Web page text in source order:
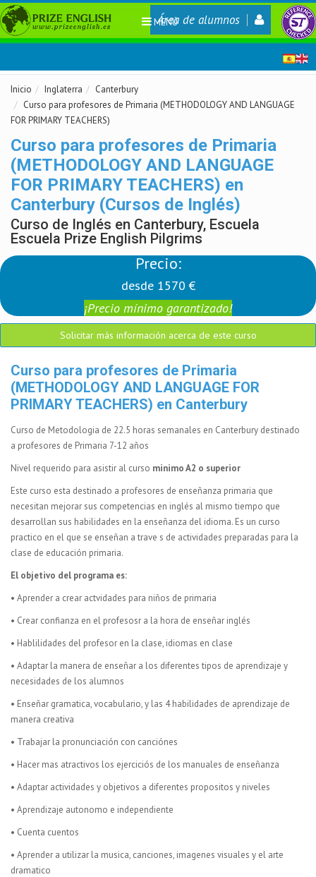
Área de alumnos
MENÚ
Inicio Inglaterra
Canterbury
Curso para profesores de Primaria (METHODOLOGY AND LANGUAGE
FOR PRIMARY TEACHERS)
Curso para profesores de Primaria
(METHODOLOGY AND LANGUAGE
FOR PRIMARY TEACHERS) en
Canterbury (Cursos de Inglés)
Curso de Inglés en Canterbury, Escuela
Escuela Prize English Pilgrims
Precio:
desde 1570 €
¡Precio mínimo garantizado!
Solicitar más información acerca de este curso
Curso para profesores de Primaria
(METHODOLOGY AND LANGUAGE FOR
PRIMARY TEACHERS) en Canterbury
Curso de Metodologia de 22.5 horas semanales en Canterbury destinado
a profesores de Primaria 7-12 años
Nivel requerido para asistir al curso minimo A2 o superior
Este curso esta destinado a profesores de enseñanza primaria que
necesitan mejorar sus competencias en inglés al mismo tiempo que
desarrollan sus habilidades en la enseñanza del idioma. Es un curso
practico en el que se enseñan a trave s de actividades preparadas para la
clase de educación primaria.
El objetivo del programa es:
• Aprender a crear actvidades para niños de primaria
• Crear confianza en el profesosr a la hora de enseñar inglés
• Hablilidades del profesor en la clase, idiomas en clase
• Adaptar la manera de enseñar a los diferentes tipos de aprendizaje y
necesidades de los alumnos
• Enseñar gramatica, vocabulario, y las 4 habilidades de aprendizaje de
manera creativa
• Trabajar la pronunciación con canciónes
• Hacer mas atractivos los ejerciciós de los manuales de enseñanza
• Adaptar actividades y objetivos a diferentes propositos y niveles
• Aprendizaje autonomo e independiente
• Cuenta cuentos
• Aprender a utilizar la musica, canciones, imagenes visuales y el arte
dramatico